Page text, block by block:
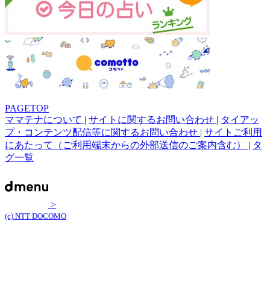
PAGETOP
ママテナについて | サイトに関するお問い合わせ | タイアッ
プ・コンテンツ配信等に関するお問い合わせ | サイトご利用
にあたって（ご利用端末からの外部送信のご案内含む） | タ
グ一覧
>
(c) NTT DOCOMO